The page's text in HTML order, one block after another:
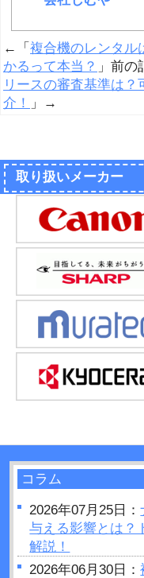
←「 複合機のレンタル
かるって本当？ 」前
リースの審査基準は
介！
」→
取り扱いメーカー
コラム
2026年07月25日：
与える影響とは？
解説！
2026年06月30日：